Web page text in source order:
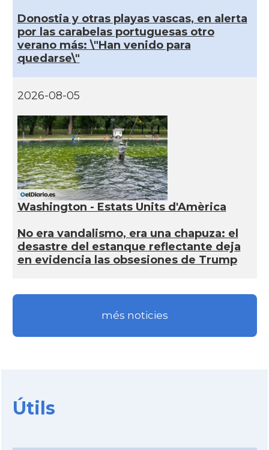
Donostia y otras playas vascas, en alerta
por las carabelas portuguesas otro
verano más: \"Han venido para
quedarse\"
2026-08-05
Washington - Estats Units d'Amèrica
No era vandalismo, era una chapuza: el
desastre del estanque reflectante deja
en evidencia las obsesiones de Trump
més noticies
Útils